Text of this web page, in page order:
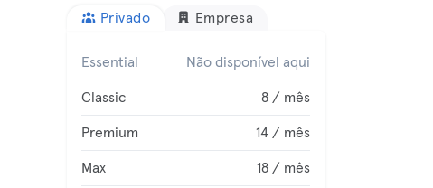
Privado Empresa
Essential Não disponível aqui
Classic 8 / mês
Premium 14 / mês
Max 18 / mês